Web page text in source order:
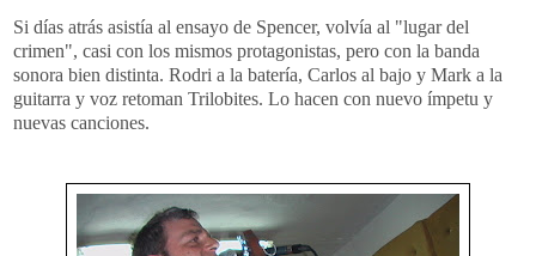
Si días atrás asistía al ensayo de Spencer, volvía al "lugar del
crimen", casi con los mismos protagonistas, pero con la banda
sonora bien distinta. Rodri a la batería, Carlos al bajo y Mark a la
guitarra y voz retoman Trilobites. Lo hacen con nuevo ímpetu y
nuevas canciones.